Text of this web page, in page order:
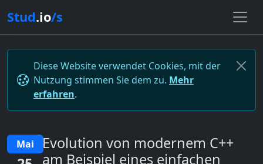
Stud.io/s
Diese Website verwendet Cookies, mit der
Nutzung stimmen Sie dem zu. Mehr
erfahren.
Mai
Evolution von modernem C++
am Beispiel eines einfachen